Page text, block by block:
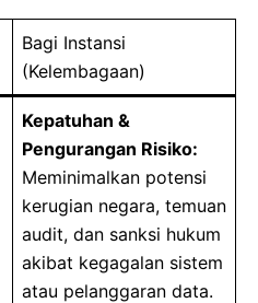
Bagi Instansi
(Kelembagaan)
Kepatuhan &
Pengurangan Risiko:
Meminimalkan potensi
kerugian negara, temuan
audit, dan sanksi hukum
akibat kegagalan sistem
atau pelanggaran data.